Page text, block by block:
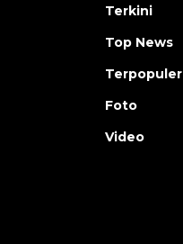
Terkini
Top News
Terpopuler
Foto
Video